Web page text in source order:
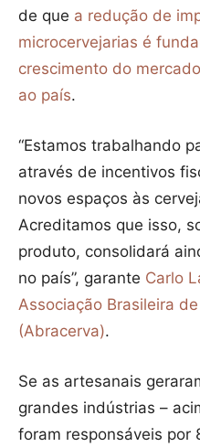
de que a redução de
microcervejarias é
crescimento do
ao país.
“Estamos trabalhando
através de incentivos
novos espaços às
Acreditamos que isso,
produto, consolidará
no país”, garante Carlo
Associação Brasileira
(Abracerva).
Se as artesanais
grandes indústrias –
foram responsáveis por